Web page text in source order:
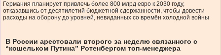
Германия планирует привлечь более 800 млрд евро к 2030 году,
отказавшись от десятилетий бюджетной сдержанности, чтобы довести
расходы на оборону до уровней, невиданных со времён холодной войны
В России арестовали второго за неделю связанного с
“кошельком Путина” Ротенбергом топ-менеджера